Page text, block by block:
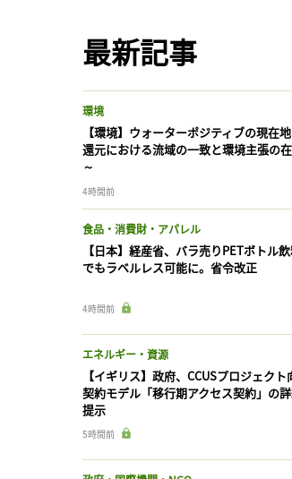
最新記事
環境
【環境】ウォーターポジティブの現在
還元における流域の一致と環境主張の
～
4時間前
食品・消費財・アパレル
【日本】経産省、バラ売りPETボトル
でもラベルレス可能に。省令改正
4時間前
エネルギー・資源
【イギリス】政府、CCUSプロジェクト
契約モデル「移行期アクセス契約」の
提示
5時間前